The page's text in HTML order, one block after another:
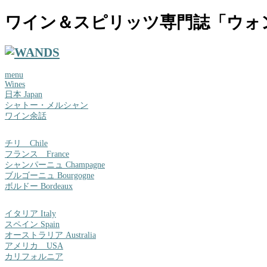
ワイン＆スピリッツ専門誌「ウォ
menu
Wines
日本 Japan
シャトー・メルシャン
ワイン余話
チリ Chile
フランス France
シャンパーニュ Champagne
ブルゴーニュ Bourgogne
ボルドー Bordeaux
イタリア Italy
スペイン Spain
オーストラリア Australia
アメリカ USA
カリフォルニア